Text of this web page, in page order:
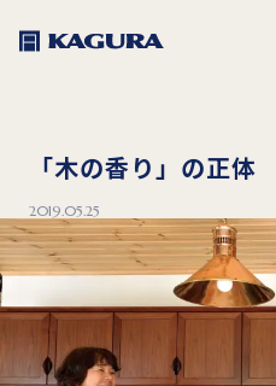
「木の香り」の正体
2019.05.25